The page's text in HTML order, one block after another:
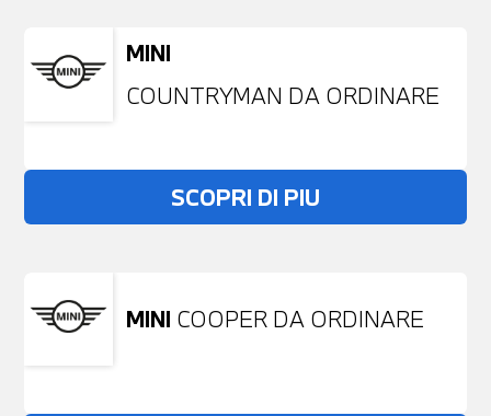
MINI
COUNTRYMAN DA ORDINARE
SCOPRI DI PIU
MINI COOPER DA ORDINARE